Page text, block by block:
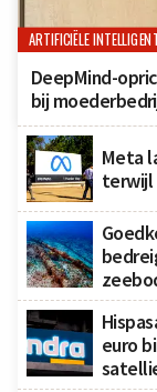
ARTIFICIËLE
DeepMind-
bij
Meta
terwijl
euro